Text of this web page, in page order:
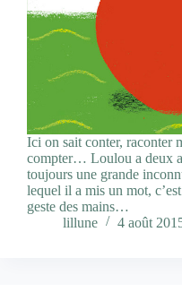
Ici on sait conter, raconter
compter… Loulou a deux
toujours une grande
lequel il a mis un mot,
geste des mains…
lillune
4 août